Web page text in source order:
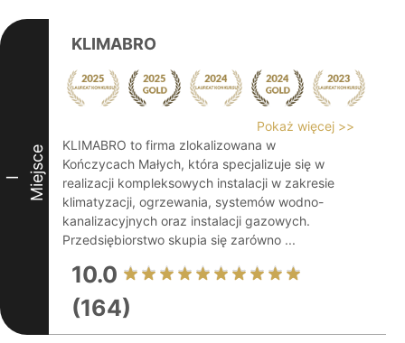
I Miejsce
KLIMABRO
Pokaż więcej >>
KLIMABRO to firma zlokalizowana w
Kończycach Małych, która specjalizuje się w
realizacji kompleksowych instalacji w zakresie
klimatyzacji, ogrzewania, systemów wodno-
kanalizacyjnych oraz instalacji gazowych.
Przedsiębiorstwo skupia się zarówno ...
10.0
(164)